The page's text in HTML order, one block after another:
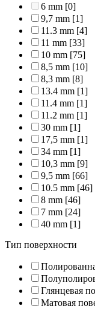
6 mm [0]
9,7 mm [1]
11.3 mm [4]
11 mm [33]
10 mm [75]
8,5 mm [10]
8,3 mm [8]
13.4 mm [1]
11.4 mm [1]
11.2 mm [1]
30 mm [1]
17,5 mm [1]
34 mm [1]
10,3 mm [9]
9,5 mm [66]
10.5 mm [46]
8 mm [46]
7 mm [24]
40 mm [1]
Тип поверхности
Глянцевая
Матовая